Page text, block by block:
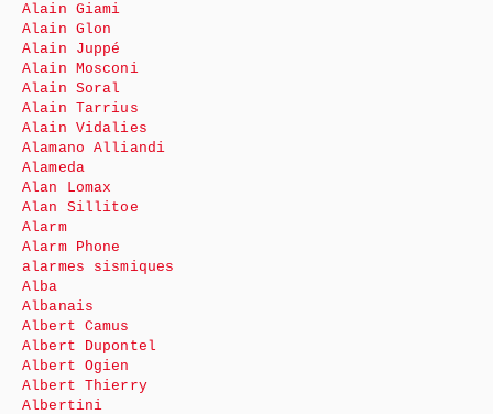
Alain Giami
Alain Glon
Alain Juppé
Alain Mosconi
Alain Soral
Alain Tarrius
Alain Vidalies
Alamano Alliandi
Alameda
Alan Lomax
Alan Sillitoe
Alarm
Alarm Phone
alarmes sismiques
Alba
Albanais
Albert Camus
Albert Dupontel
Albert Ogien
Albert Thierry
Albertini